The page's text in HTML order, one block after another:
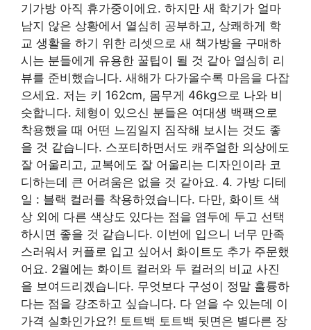
기가방 아직 휴가중이에요. 하지만 새 학기가 얼마
남지 않은 상황에서 열심히 공부하고, 상쾌하게 학
교 생활을 하기 위한 리셋으로 새 책가방을 구매하
시는 분들에게 유용한 꿀팁이 될 것 같아 열심히 리
뷰를 준비했습니다. 새해가 다가올수록 마음을 다잡
으세요. 저는 키 162cm, 몸무게 46kg으로 나와 비
슷합니다. 체형이 있으신 분들은 여대생 백팩으로
착용했을 때 어떤 느낌일지 짐작해 보시는 것도 좋
을 것 같습니다. 스포티하면서도 캐주얼한 의상에도
잘 어울리고, 교복에도 잘 어울리는 디자인이라 코
디하는데 큰 어려움은 없을 것 같아요. 4. 가방 디테
일 : 블랙 컬러를 착용하였습니다. 다만, 화이트 색
상 외에 다른 색상도 있다는 점을 염두에 두고 선택
하시면 좋을 것 같습니다. 이번에 입으니 너무 만족
스러워서 커플로 입고 싶어서 화이트도 추가 주문했
어요. 2월에는 화이트 컬러와 두 컬러의 비교 사진
을 보여드리겠습니다. 무엇보다 구성이 정말 훌륭하
다는 점을 강조하고 싶습니다. 다 얻을 수 있는데 이
가격 실화인가요?! 토트백 토트백 뒷면은 별다른 장